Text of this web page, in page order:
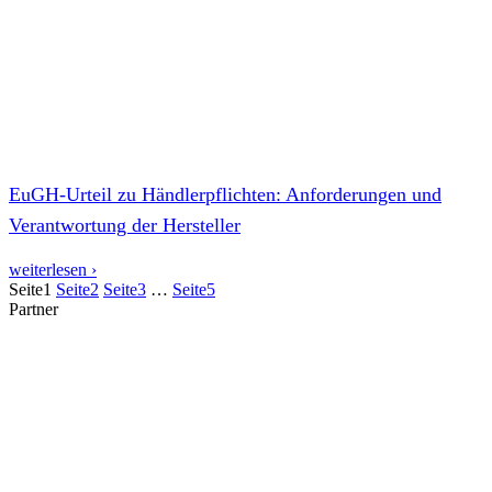
EuGH-Urteil zu Händlerpflichten: Anforderungen und
Verantwortung der Hersteller
weiterlesen ›
Seite1 Seite2 Seite3 … Seite5
Partner